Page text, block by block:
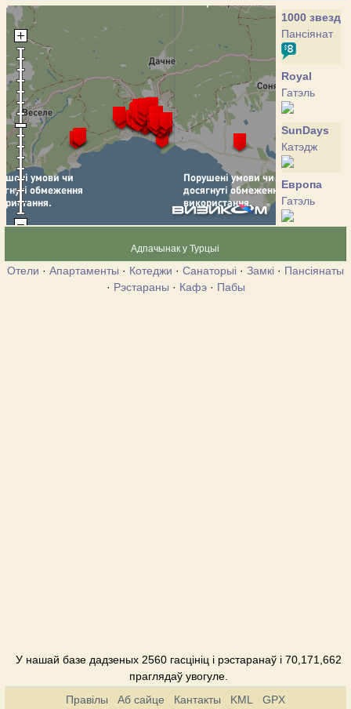
1000 звезд
Пансіянат
Royal
Гатэль
SunDays
Катэдж
Европа
Гатэль
гнездо
Адпачынак у Турцыі
Отели · Апартаменты · Котеджи · Санаторыі · Замкі · Пансіянаты
· Рэстараны · Кафэ· Пабы
У нашай базе дадзеных 2560 гасцініц і рэстаранаў і 70,171,662
праглядаў увогуле.
Правілы
Аб сайце Кантакты KML GPX